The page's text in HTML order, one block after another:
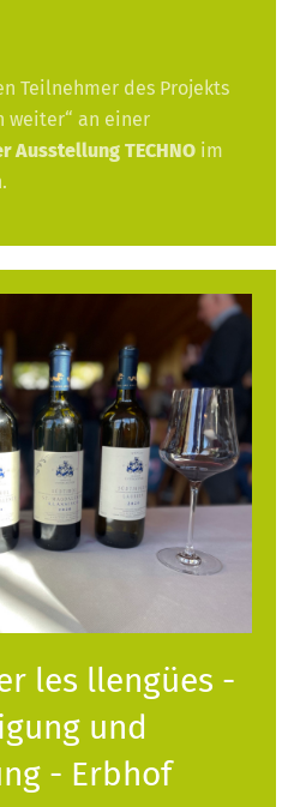
Teilnehmer des Projekts
weiter“ an einer
Ausstellung TECHNO im
les llengües -
und
- Erbhof